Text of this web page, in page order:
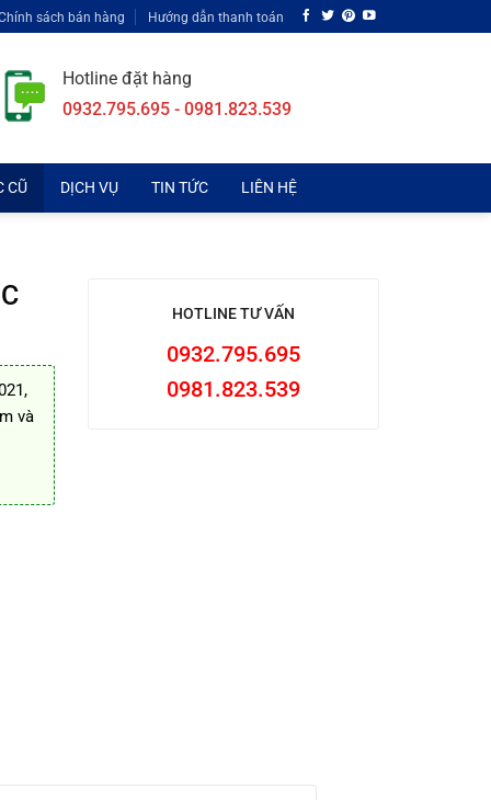
sách bán hàng Hướng dẫn thanh toán
Hotline đặt hàng
0932.795.695 - 0981.823.539
CŨ DỊCH VỤ TIN TỨC LIÊN HỆ
và
HOTLINE TƯ VẤN
0932.795.695
0981.823.539